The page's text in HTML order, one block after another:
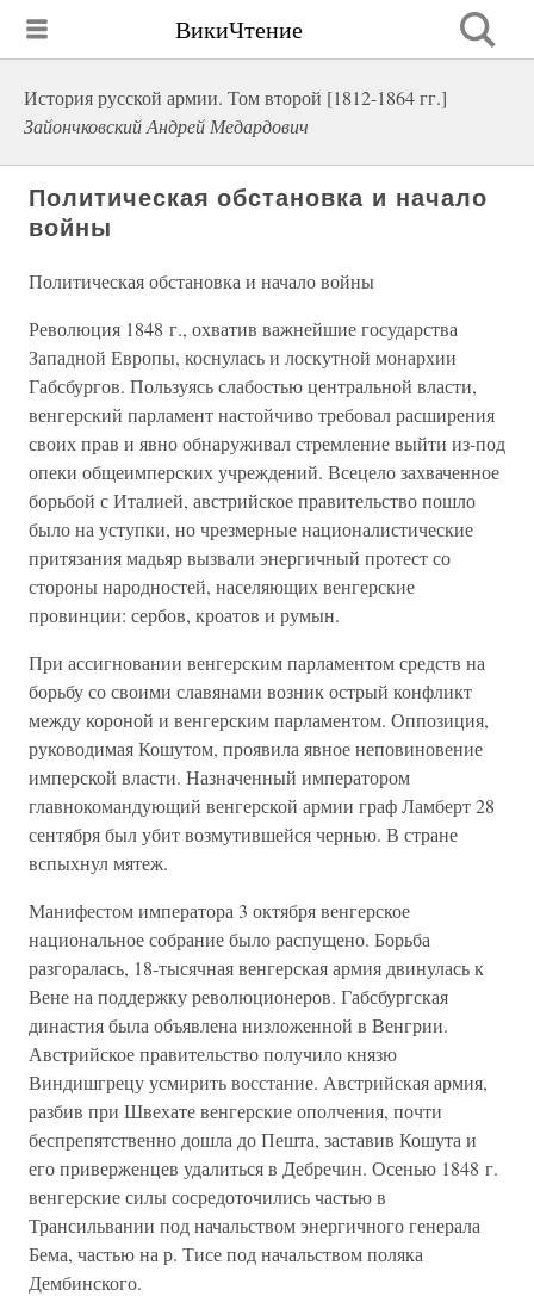
ВикиЧтение
История русской армии. Том второй [1812-1864 гг.]
Зайончковский Андрей Медардович
Политическая обстановка и начало
войны
Политическая обстановка и начало войны
Революция 1848 г., охватив важнейшие государства
Западной Европы, коснулась и лоскутной монархии
Габсбургов. Пользуясь слабостью центральной власти,
венгерский парламент настойчиво требовал расширения
своих прав и явно обнаруживал стремление выйти из-под
опеки общеимперских учреждений. Всецело захваченное
борьбой с Италией, австрийское правительство пошло
было на уступки, но чрезмерные националистические
притязания мадьяр вызвали энергичный протест со
стороны народностей, населяющих венгерские
провинции: сербов, кроатов и румын.
При ассигновании венгерским парламентом средств на
борьбу со своими славянами возник острый конфликт
между короной и венгерским парламентом. Оппозиция,
руководимая Кошутом, проявила явное неповиновение
имперской власти. Назначенный императором
главнокомандующий венгерской армии граф Ламберт 28
сентября был убит возмутившейся чернью. В стране
вспыхнул мятеж.
Манифестом императора 3 октября венгерское
национальное собрание было распущено. Борьба
разгоралась, 18-тысячная венгерская армия двинулась к
Вене на поддержку революционеров. Габсбургская
династия была объявлена низложенной в Венгрии.
Австрийское правительство получило князю
Виндишгрецу усмирить восстание. Австрийская армия,
разбив при Швехате венгерские ополчения, почти
беспрепятственно дошла до Пешта, заставив Кошута и
его приверженцев удалиться в Дебречин. Осенью 1848 г.
венгерские силы сосредоточились частью в
Трансильвании под начальством энергичного генерала
Бема, частью на р. Тисе под начальством поляка
Дембинского.